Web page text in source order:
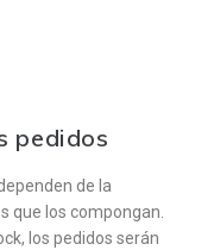
pedidos
de la
que los compongan.
los pedidos serán